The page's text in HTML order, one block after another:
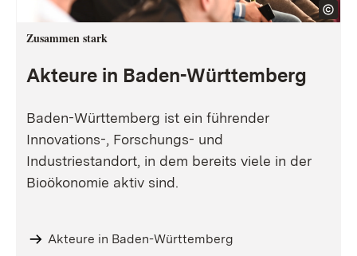
Zusammen stark
Akteure in Baden-Württemberg
Baden-Württemberg ist ein führender
Innovations-, Forschungs- und
Industriestandort, in dem bereits viele in der
Bioökonomie aktiv sind.
Akteure in Baden-Württemberg